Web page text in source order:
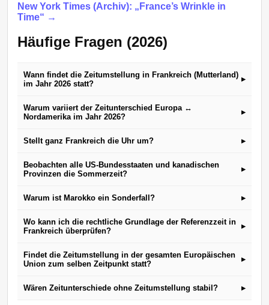
New York Times (Archiv): „France’s Wrinkle in
Time“ →
Häufige Fragen (2026)
Wann findet die Zeitumstellung in Frankreich (Mutterland)
im Jahr 2026 statt?
▸
Warum variiert der Zeitunterschied Europa ↔
Nordamerika im Jahr 2026?
▸
Stellt ganz Frankreich die Uhr um? ▸
Beobachten alle US-Bundesstaaten und kanadischen
Provinzen die Sommerzeit?
▸
Warum ist Marokko ein Sonderfall? ▸
Wo kann ich die rechtliche Grundlage der Referenzzeit in
Frankreich überprüfen?
▸
Findet die Zeitumstellung in der gesamten Europäischen
Union zum selben Zeitpunkt statt?
▸
Wären Zeitunterschiede ohne Zeitumstellung stabil? ▸